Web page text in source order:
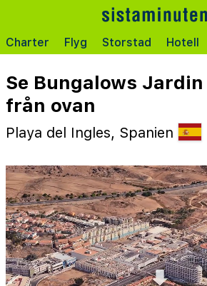
Charter Flyg Storstad Hotell
Se Bungalows Jardin
från ovan
Playa del Ingles, Spanien